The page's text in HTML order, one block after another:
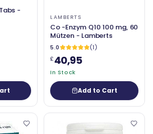
-
LAMBERTS
Co -Enzym Q10 100 mg, 60
Mützen - Lamberts
5.0
(1)
£40,95
In Stock
Add to Cart